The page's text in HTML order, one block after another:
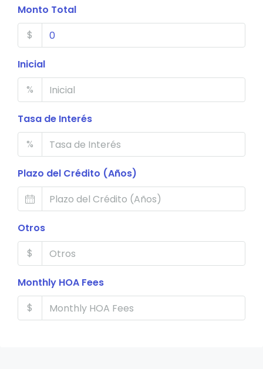
Monto Total
$
Inicial
%
Tasa de Interés
%
Plazo del Crédito (Años)
Otros
$
Monthly HOA Fees
$